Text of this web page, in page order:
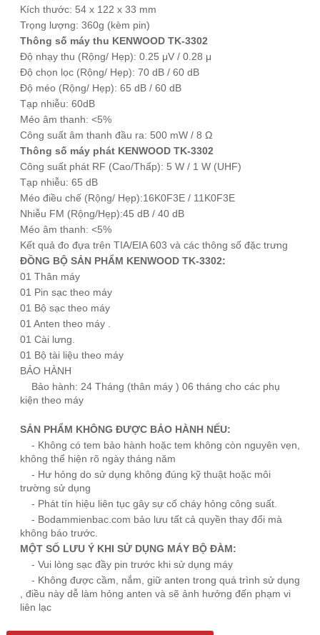
Kích thước: 54 x 122 x 33 mm
Trọng lượng: 360g (kèm pin)
Thông số máy thu KENWOOD TK-3302
Độ nhạy thu (Rộng/ Hẹp): 0.25 μV / 0.28 μ
Độ chọn lọc (Rộng/ Hẹp): 70 dB / 60 dB
Độ méo (Rộng/ Hẹp): 65 dB / 60 dB
Tạp nhiễu: 60dB
Méo âm thanh: <5%
Công suất âm thanh đầu ra: 500 mW / 8 Ω
Thông số máy phát KENWOOD TK-3302
Công suất phát RF (Cao/Thấp): 5 W / 1 W (UHF)
Tạp nhiễu: 65 dB
Méo điều chế (Rộng/ Hẹp):16K0F3E / 11K0F3E
Nhiễu FM (Rộng/Hẹp):45 dB / 40 dB
Méo âm thanh: <5%
Kết quả đo đựa trên TIA/EIA 603 và các thông số đặc trưng
ĐỒNG BỘ SẢN PHẨM KENWOOD TK-3302:
01 Thân máy
01 Pin sạc theo máy
01 Bộ sạc theo máy
01 Anten theo máy .
01 Cài lưng.
01 Bộ tài liệu theo máy
BẢO HÀNH
Bảo hành: 24 Tháng (thân máy ) 06 tháng cho các phụ
kiện theo máy
SẢN PHẨM KHÔNG ĐƯỢC BẢO HÀNH NẾU:
- Không có tem bảo hành hoặc tem không còn nguyên vẹn,
không thể hiện rõ ngày tháng năm
- Hư hỏng do sử dụng không đúng kỹ thuật hoặc môi
trường sử dụng
- Phát tín hiệu liên tục gây sự cố cháy hỏng công suất.
- Bodammienbac.com bảo lưu tất cả quyền thay đổi mà
không báo trước.
MỘT SỐ LƯU Ý KHI SỬ DỤNG MÁY BỘ ĐÀM:
- Vui lòng sạc đầy pin trước khi sử dụng máy
- Không được cầm, nắm, giữ anten trong quá trình sử dụng
, điều này dễ làm hỏng anten và sẽ ảnh hưởng đến phạm vi
liên lạc